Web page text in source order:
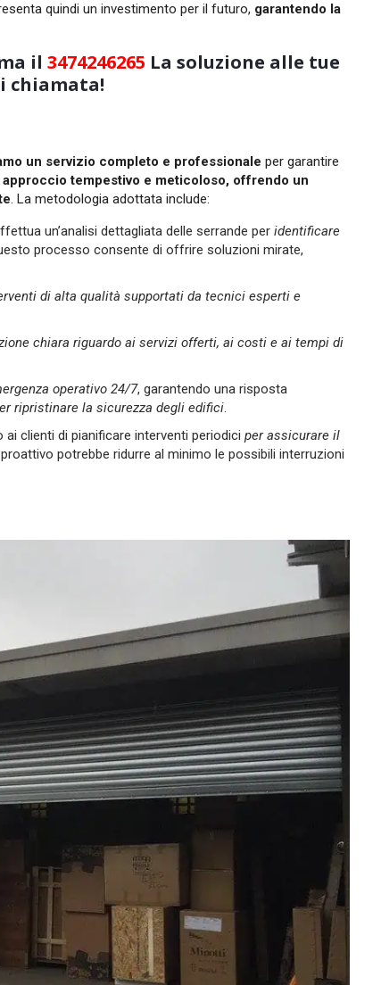
quindi un investimento per il futuro, garantendo la
il 3474246265 La soluzione alle tue
chiamata!
un servizio completo e professionale per garantire
approccio tempestivo e meticoloso, offrendo un
. La metodologia adottata include:
un’analisi dettagliata delle serrande peridentificare
processo consente di offrire soluzioni mirate,
di alta qualità supportati da tecnici esperti e
chiara riguardo ai servizi offerti, ai costi e ai tempi di
operativo 24/7, garantendo una risposta
ripristinare la sicurezza degli edifici.
clienti di pianificare interventi periodiciper assicurare il
potrebbe ridurre al minimo le possibili interruzioni